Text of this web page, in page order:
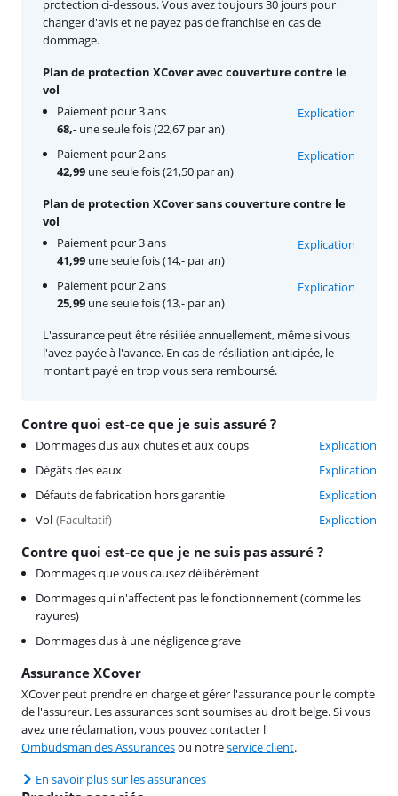
Contre quoi est-ce que je suis assuré ?
Dommages dus aux chutes et aux coups
Explication
Dégâts des eaux
Explication
Défauts de fabrication hors garantie
Explication
Vol (Facultatif) Explication
Contre quoi est-ce que je ne suis pas assuré ?
Dommages que vous causez délibérément
Dommages qui n'affectent pas le fonctionnement (comme les
rayures)
Dommages dus à une négligence grave
Assurance XCover
XCover peut prendre en charge et gérer l'assurance pour le compte
de l'assureur. Les assurances sont soumises au droit belge. Si vous
avez une réclamation, vous pouvez contacter l'
Ombudsman des Assurancesou notreservice client.
En savoir plus sur les assurances
protection ci-dessous. Vous avez toujours 30 jours pour
changer d'avis et ne payez pas de franchise en cas de
dommage.
Plan de protection XCover avec couverture contre le
vol
Paiement pour 3 ans
68,- une seule fois (22,67 par an)
Explication
Paiement pour 2 ans
42,99 une seule fois (21,50 par an)
Explication
Plan de protection XCover sans couverture contre le
vol
Paiement pour 3 ans
41,99 une seule fois (14,- par an)
Explication
Paiement pour 2 ans
25,99 une seule fois (13,- par an)
Explication
L'assurance peut être résiliée annuellement, même si vous
l'avez payée à l'avance. En cas de résiliation anticipée, le
montant payé en trop vous sera remboursé.